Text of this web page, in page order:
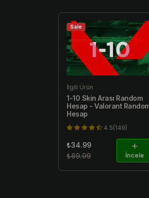
Sale
İlgili Ürün
1-10 Skin Arası Random
Hesap - Valorant
Hesap
4.5(149)
₺34.99
₺89.99
İncele